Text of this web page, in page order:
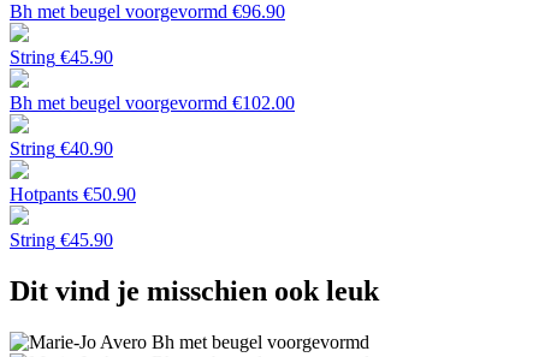
Bh met beugel voorgevormd €96.90
String €45.90
Bh met beugel voorgevormd €102.00
String €40.90
Hotpants €50.90
String €45.90
Dit vind je misschien ook leuk